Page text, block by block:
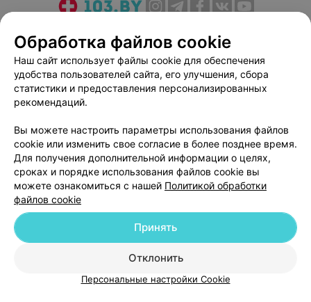
Медицинский маркетинг
Публичный договор
Пользовательское соглашение
Способы оплаты
Вакансии
Партнеры
Написать руководителю 103.by
Персональные настройки cookie
Обработка персональных данных
© 2026 ООО «Артокс Лаб», УНП 191700409| 220012, Республика Беларусь,
г. Минск, улица Толбухина, 2, пом. 16 | help@103.by
Обработка файлов cookie
Наш сайт использует файлы cookie для обеспечения
удобства пользователей сайта, его улучшения, сбора
статистики и предоставления персонализированных
рекомендаций.
Вы можете настроить параметры использования файлов
cookie или изменить свое согласие в более позднее время.
Для получения дополнительной информации о целях,
сроках и порядке использования файлов cookie вы
можете ознакомиться с нашей Политикой обработки
файлов cookie
Отклонить
Принять
Персональные настройки Cookie